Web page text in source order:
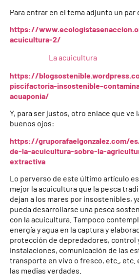
Para entrar en el tema adjunto un
https://
acuicultura-2/
La acuicultura
https://
piscifactoria-insostenible-
acuaponia/
Y, para ser justos, otro enlace que ve
buenos ojos:
https://gruporafaelgonzalez.com/
de-la-acuicultura-sobre-la-
extractiva
Lo perverso de este último artículo
mejor la acuicultura que la pesca
dejan a los mares por insostenibles,
pueda desarrollarse una pesca
con la acuicultura. Tampoco
energía y agua en la captura y
protección de depredadores, control
instalaciones, comunicación de las
transporte en vivo o fresco, etc., etc.
las medias verdades.